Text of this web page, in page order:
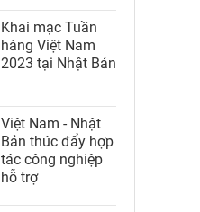
Khai mạc Tuần
hàng Việt Nam
2023 tại Nhật Bản
Việt Nam - Nhật
Bản thúc đẩy hợp
tác công nghiệp
hỗ trợ